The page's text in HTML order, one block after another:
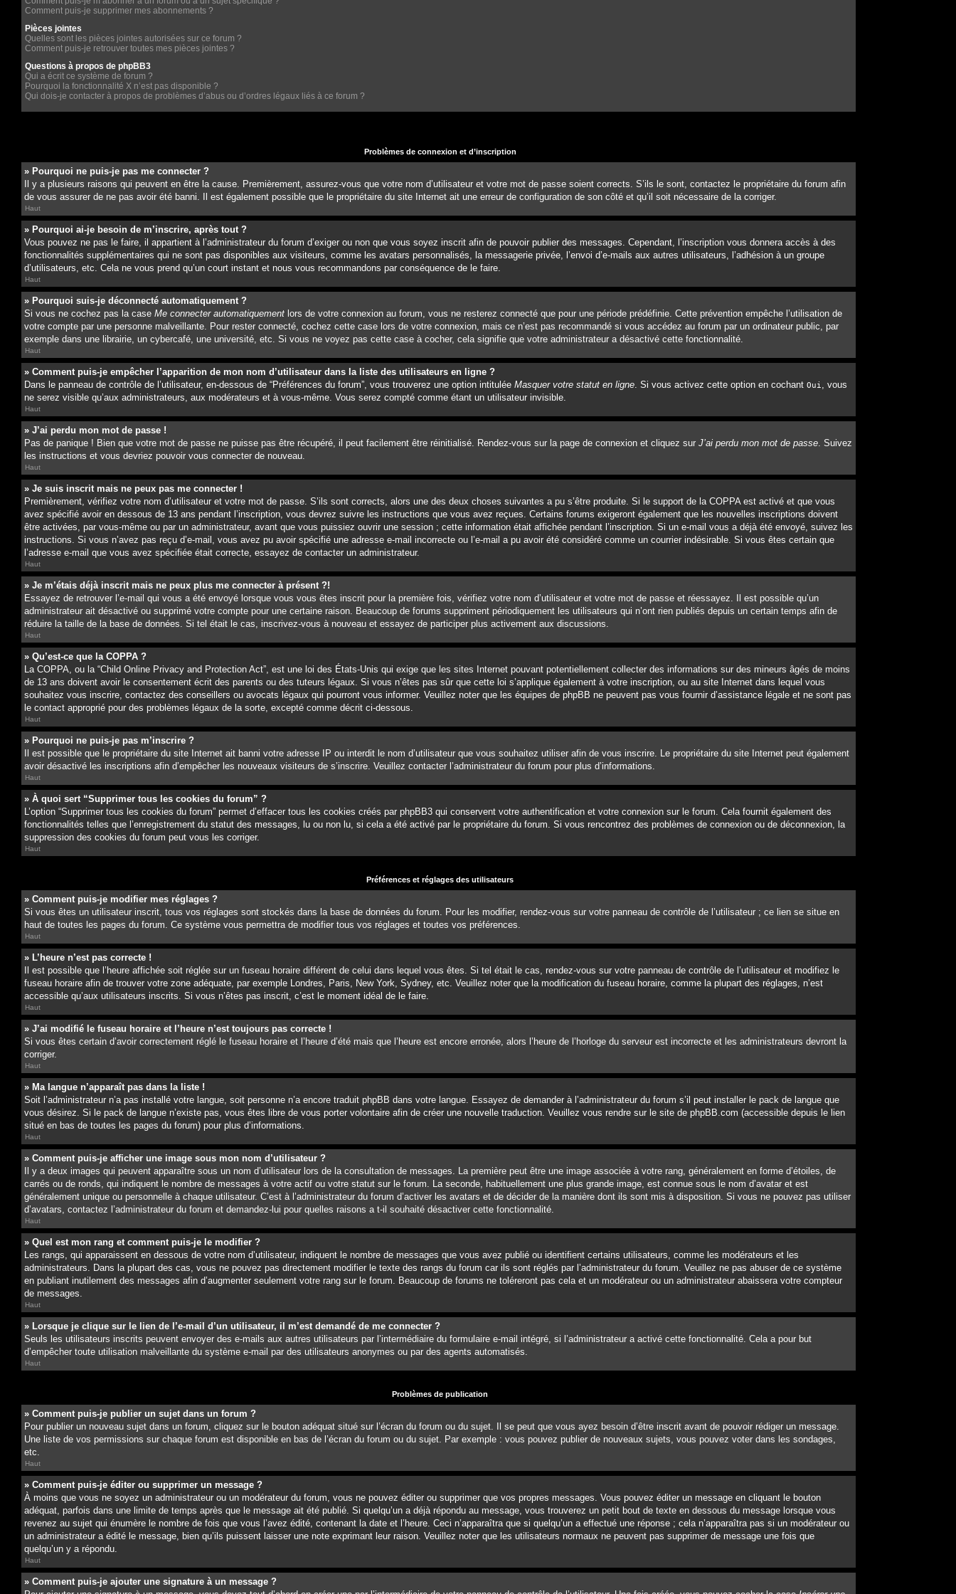
Comment puis-je supprimer mes abonnements ?
Pièces jointes
Quelles sont les pièces jointes autorisées sur ce forum ?
Comment puis-je retrouver toutes mes pièces jointes ?
Questions à propos de phpBB3
Qui a écrit ce système de forum ?
Pourquoi la fonctionnalité X n’est pas disponible ?
Qui dois-je contacter à propos de problèmes d’abus ou d’ordres légaux liés à ce forum ?
Problèmes de connexion et d’inscription
» Pourquoi ne puis-je pas me connecter ?
Il y a plusieurs raisons qui peuvent en être la cause. Premièrement, assurez-vous que votre nom d’utilisateur et votre mot de passe soient corrects. S’ils le sont, contactez le propriétaire du forum afin
de vous assurer de ne pas avoir été banni. Il est également possible que le propriétaire du site Internet ait une erreur de configuration de son côté et qu’il soit nécessaire de la corriger.
Haut
» Pourquoi ai-je besoin de m’inscrire, après tout ?
Vous pouvez ne pas le faire, il appartient à l’administrateur du forum d’exiger ou non que vous soyez inscrit afin de pouvoir publier des messages. Cependant, l’inscription vous donnera accès à des
fonctionnalités supplémentaires qui ne sont pas disponibles aux visiteurs, comme les avatars personnalisés, la messagerie privée, l’envoi d’e-mails aux autres utilisateurs, l’adhésion à un groupe
d’utilisateurs, etc. Cela ne vous prend qu’un court instant et nous vous recommandons par conséquence de le faire.
Haut
» Pourquoi suis-je déconnecté automatiquement ?
Si vous ne cochez pas la case Me connecter automatiquement lors de votre connexion au forum, vous ne resterez connecté que pour une période prédéfinie. Cette prévention empêche l’utilisation de
votre compte par une personne malveillante. Pour rester connecté, cochez cette case lors de votre connexion, mais ce n’est pas recommandé si vous accédez au forum par un ordinateur public, par
exemple dans une librairie, un cybercafé, une université, etc. Si vous ne voyez pas cette case à cocher, cela signifie que votre administrateur a désactivé cette fonctionnalité.
Haut
» Comment puis-je empêcher l’apparition de mon nom d’utilisateur dans la liste des utilisateurs en ligne ?
Dans le panneau de contrôle de l’utilisateur, en-dessous de “Préférences du forum”, vous trouverez une option intitulée Masquer votre statut en ligne. Si vous activez cette option en cochant Oui , vous
ne serez visible qu’aux administrateurs, aux modérateurs et à vous-même. Vous serez compté comme étant un utilisateur invisible.
Haut
» J’ai perdu mon mot de passe !
Pas de panique ! Bien que votre mot de passe ne puisse pas être récupéré, il peut facilement être réinitialisé. Rendez-vous sur la page de connexion et cliquez sur J’ai perdu mon mot de passe. Suivez
les instructions et vous devriez pouvoir vous connecter de nouveau.
Haut
» Je suis inscrit mais ne peux pas me connecter !
Premièrement, vérifiez votre nom d’utilisateur et votre mot de passe. S’ils sont corrects, alors une des deux choses suivantes a pu s’être produite. Si le support de la COPPA est activé et que vous
avez spécifié avoir en dessous de 13 ans pendant l’inscription, vous devrez suivre les instructions que vous avez reçues. Certains forums exigeront également que les nouvelles inscriptions doivent
être activées, par vous-même ou par un administrateur, avant que vous puissiez ouvrir une session ; cette information était affichée pendant l’inscription. Si un e-mail vous a déjà été envoyé, suivez les
instructions. Si vous n’avez pas reçu d’e-mail, vous avez pu avoir spécifié une adresse e-mail incorrecte ou l’e-mail a pu avoir été considéré comme un courrier indésirable. Si vous êtes certain que
l’adresse e-mail que vous avez spécifiée était correcte, essayez de contacter un administrateur.
Haut
» Je m’étais déjà inscrit mais ne peux plus me connecter à présent ?!
Essayez de retrouver l’e-mail qui vous a été envoyé lorsque vous vous êtes inscrit pour la première fois, vérifiez votre nom d’utilisateur et votre mot de passe et réessayez. Il est possible qu’un
administrateur ait désactivé ou supprimé votre compte pour une certaine raison. Beaucoup de forums suppriment périodiquement les utilisateurs qui n’ont rien publiés depuis un certain temps afin de
réduire la taille de la base de données. Si tel était le cas, inscrivez-vous à nouveau et essayez de participer plus activement aux discussions.
Haut
» Qu’est-ce que la COPPA ?
La COPPA, ou la “Child Online Privacy and Protection Act”, est une loi des États-Unis qui exige que les sites Internet pouvant potentiellement collecter des informations sur des mineurs âgés de moins
de 13 ans doivent avoir le consentement écrit des parents ou des tuteurs légaux. Si vous n’êtes pas sûr que cette loi s’applique également à votre inscription, ou au site Internet dans lequel vous
souhaitez vous inscrire, contactez des conseillers ou avocats légaux qui pourront vous informer. Veuillez noter que les équipes de phpBB ne peuvent pas vous fournir d’assistance légale et ne sont pas
le contact approprié pour des problèmes légaux de la sorte, excepté comme décrit ci-dessous.
Haut
» Pourquoi ne puis-je pas m’inscrire ?
Il est possible que le propriétaire du site Internet ait banni votre adresse IP ou interdit le nom d’utilisateur que vous souhaitez utiliser afin de vous inscrire. Le propriétaire du site Internet peut également
avoir désactivé les inscriptions afin d’empêcher les nouveaux visiteurs de s’inscrire. Veuillez contacter l’administrateur du forum pour plus d’informations.
Haut
» À quoi sert “Supprimer tous les cookies du forum” ?
L’option “Supprimer tous les cookies du forum” permet d’effacer tous les cookies créés par phpBB3 qui conservent votre authentification et votre connexion sur le forum. Cela fournit également des
fonctionnalités telles que l’enregistrement du statut des messages, lu ou non lu, si cela a été activé par le propriétaire du forum. Si vous rencontrez des problèmes de connexion ou de déconnexion, la
suppression des cookies du forum peut vous les corriger.
Haut
Préférences et réglages des utilisateurs
» Comment puis-je modifier mes réglages ?
Si vous êtes un utilisateur inscrit, tous vos réglages sont stockés dans la base de données du forum. Pour les modifier, rendez-vous sur votre panneau de contrôle de l’utilisateur ; ce lien se situe en
haut de toutes les pages du forum. Ce système vous permettra de modifier tous vos réglages et toutes vos préférences.
Haut
» L’heure n’est pas correcte !
Il est possible que l’heure affichée soit réglée sur un fuseau horaire différent de celui dans lequel vous êtes. Si tel était le cas, rendez-vous sur votre panneau de contrôle de l’utilisateur et modifiez le
fuseau horaire afin de trouver votre zone adéquate, par exemple Londres, Paris, New York, Sydney, etc. Veuillez noter que la modification du fuseau horaire, comme la plupart des réglages, n’est
accessible qu’aux utilisateurs inscrits. Si vous n’êtes pas inscrit, c’est le moment idéal de le faire.
Haut
» J’ai modifié le fuseau horaire et l’heure n’est toujours pas correcte !
Si vous êtes certain d’avoir correctement réglé le fuseau horaire et l’heure d’été mais que l’heure est encore erronée, alors l’heure de l’horloge du serveur est incorrecte et les administrateurs devront la
corriger.
Haut
» Ma langue n’apparaît pas dans la liste !
Soit l’administrateur n’a pas installé votre langue, soit personne n’a encore traduit phpBB dans votre langue. Essayez de demander à l’administrateur du forum s’il peut installer le pack de langue que
vous désirez. Si le pack de langue n’existe pas, vous êtes libre de vous porter volontaire afin de créer une nouvelle traduction. Veuillez vous rendre sur le site de phpBB.com (accessible depuis le lien
situé en bas de toutes les pages du forum) pour plus d’informations.
Haut
» Comment puis-je afficher une image sous mon nom d’utilisateur ?
Il y a deux images qui peuvent apparaître sous un nom d’utilisateur lors de la consultation de messages. La première peut être une image associée à votre rang, généralement en forme d’étoiles, de
carrés ou de ronds, qui indiquent le nombre de messages à votre actif ou votre statut sur le forum. La seconde, habituellement une plus grande image, est connue sous le nom d’avatar et est
généralement unique ou personnelle à chaque utilisateur. C’est à l’administrateur du forum d’activer les avatars et de décider de la manière dont ils sont mis à disposition. Si vous ne pouvez pas utiliser
d’avatars, contactez l’administrateur du forum et demandez-lui pour quelles raisons a t-il souhaité désactiver cette fonctionnalité.
Haut
» Quel est mon rang et comment puis-je le modifier ?
Les rangs, qui apparaissent en dessous de votre nom d’utilisateur, indiquent le nombre de messages que vous avez publié ou identifient certains utilisateurs, comme les modérateurs et les
administrateurs. Dans la plupart des cas, vous ne pouvez pas directement modifier le texte des rangs du forum car ils sont réglés par l’administrateur du forum. Veuillez ne pas abuser de ce système
en publiant inutilement des messages afin d’augmenter seulement votre rang sur le forum. Beaucoup de forums ne toléreront pas cela et un modérateur ou un administrateur abaissera votre compteur
de messages.
Haut
» Lorsque je clique sur le lien de l’e-mail d’un utilisateur, il m’est demandé de me connecter ?
Seuls les utilisateurs inscrits peuvent envoyer des e-mails aux autres utilisateurs par l’intermédiaire du formulaire e-mail intégré, si l’administrateur a activé cette fonctionnalité. Cela a pour but
d’empêcher toute utilisation malveillante du système e-mail par des utilisateurs anonymes ou par des agents automatisés.
Haut
Problèmes de publication
» Comment puis-je publier un sujet dans un forum ?
Pour publier un nouveau sujet dans un forum, cliquez sur le bouton adéquat situé sur l’écran du forum ou du sujet. Il se peut que vous ayez besoin d’être inscrit avant de pouvoir rédiger un message.
Une liste de vos permissions sur chaque forum est disponible en bas de l’écran du forum ou du sujet. Par exemple : vous pouvez publier de nouveaux sujets, vous pouvez voter dans les sondages,
etc.
Haut
» Comment puis-je éditer ou supprimer un message ?
À moins que vous ne soyez un administrateur ou un modérateur du forum, vous ne pouvez éditer ou supprimer que vos propres messages. Vous pouvez éditer un message en cliquant le bouton
adéquat, parfois dans une limite de temps après que le message ait été publié. Si quelqu’un a déjà répondu au message, vous trouverez un petit bout de texte en dessous du message lorsque vous
revenez au sujet qui énumère le nombre de fois que vous l’avez édité, contenant la date et l’heure. Ceci n’apparaîtra que si quelqu’un a effectué une réponse ; cela n’apparaîtra pas si un modérateur ou
un administrateur a édité le message, bien qu’ils puissent laisser une note exprimant leur raison. Veuillez noter que les utilisateurs normaux ne peuvent pas supprimer de message une fois que
quelqu’un y a répondu.
Haut
» Comment puis-je ajouter une signature à un message ?